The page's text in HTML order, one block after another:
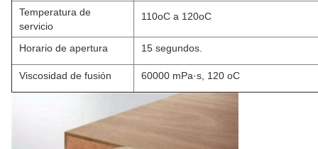
Temperatura de
servicio
110oC a 120oC
Horario de apertura 15 segundos.
Viscosidad de fusión 60000 mPa·s, 120 oC